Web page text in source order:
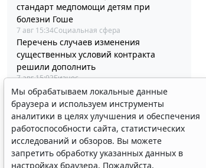
стандарт медпомощи детям при
болезни Гоше
7 авг 15:34Социальная сфера
Перечень случаев изменения
существенных условий контракта
решили дополнить
7 авг 15:02Бизнес
Гражданам напомнили о порядке
налогообложения нежилых объектов на
участках ИЖС
7 авг 14:45Налоги и бухучет
Минцифры России не собирается
вводить ограничения на доступ детей в
соцсети
Мы обрабатываем локальные данные
браузера и используем инструменты
аналитики в целях улучшения и обеспечения
работоспособности сайта, статистических
исследований и обзоров. Вы можете
запретить обработку указанных данных в
настройках браузера. Пожалуйста,